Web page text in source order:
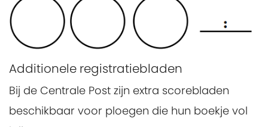
Additionele registratiebladen
Bij de Centrale Post zijn extra scorebladen
beschikbaar voor ploegen die hun boekje vol